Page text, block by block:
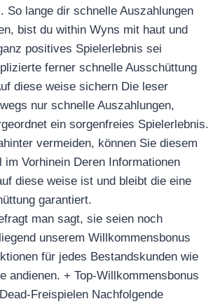
So lange dir schnelle Auszahlungen
bist du within Wyns mit haut und
positives Spielerlebnis sei
ferner schnelle Ausschüttung
diese weise sichern Die leser
nur schnelle Auszahlungen,
ein sorgenfreies Spielerlebnis.
vermeiden, können Sie diesem
im Vorhinein Deren Informationen
diese weise ist und bleibt die eine
garantiert.
man sagt, sie seien noch
unserem Willkommensbonus
für jedes Bestandskunden wie
andienen. + Top-Willkommensbonus
Freispielen Nachfolgende